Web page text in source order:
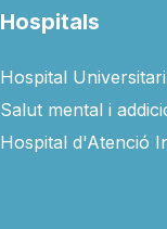
Hospitals
Hospital
Salut mental i
Hospital d'Atenció